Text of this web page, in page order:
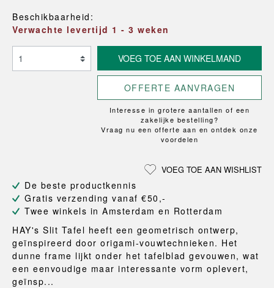
Beschikbaarheid:
Verwachte levertijd 1 - 3 weken
VOEG TOE AAN WINKELMAND
OFFERTE AANVRAGEN
Interesse in grotere aantallen of een
zakelijke bestelling?
Vraag nu een offerte aan en ontdek onze
voordelen
VOEG TOE AAN WISHLIST
De beste productkennis
Gratis verzending vanaf €50,-
Twee winkels in Amsterdam en Rotterdam
HAY's Slit Tafel heeft een geometrisch ontwerp,
geïnspireerd door origami-vouwtechnieken. Het
dunne frame lijkt onder het tafelblad gevouwen, wat
een eenvoudige maar interessante vorm oplevert,
geïnsp...